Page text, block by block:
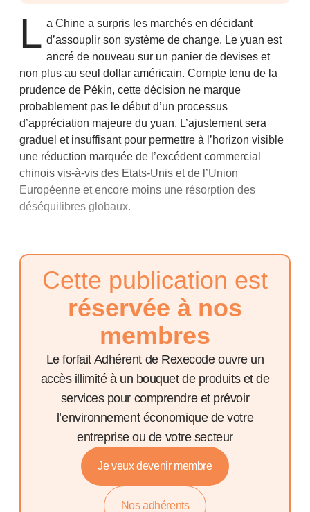
L a Chine a surpris les marchés en décidant
d’assouplir son système de change. Le yuan est
ancré de nouveau sur un panier de devises et
non plus au seul dollar américain. Compte tenu de la
prudence de Pékin, cette décision ne marque
probablement pas le début d’un processus
d’appréciation majeure du yuan. L’ajustement sera
graduel et insuffisant pour permettre à l’horizon visible
une réduction marquée de l’excédent commercial
chinois vis-à-vis des Etats-Unis et de l’Union
Européenne et encore moins une résorption des
déséquilibres globaux.
Cette publication est
réservée à nos
membres
Le forfait Adhérent de Rexecode ouvre un
accès illimité à un bouquet de produits et de
services pour comprendre et prévoir
l’environnement économique de votre
entreprise ou de votre secteur
Je veux devenir membre
Nos adhérents